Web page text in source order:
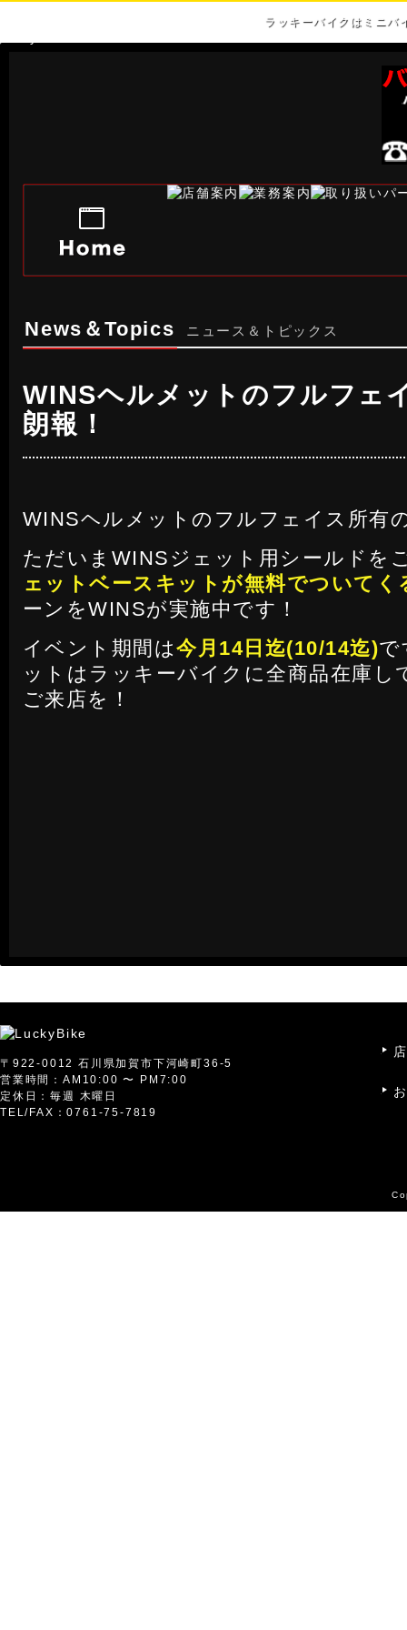
ラッキーバイクはミニバ
News＆Topics ニュース＆トピックス
WINSヘルメットのフルフェ
朗報！
WINSヘルメットのフルフェイス所有
ただいまWINSジェット用シールドを
ェットベースキットが無料でついてく
ーンをWINSが実施中です！
イベント期間は今月14日迄(10/14迄)で
ットはラッキーバイクに全商品在庫し
ご来店を！
〒922-0012 石川県加賀市下河崎町36-5
営業時間：AM10:00 〜 PM7:00
定休日：毎週 木曜日
TEL/FAX：0761-75-7819